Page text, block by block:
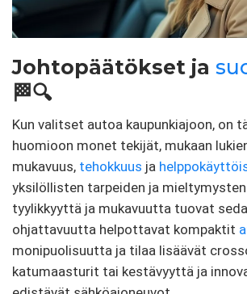
Johtopäätökset ja
🏁🔍
Kun valitset autoa kaupunkiajoon, on
huomioon monet tekijät, mukaan
mukavuus, tehokkuus ja
yksilöllisten tarpeiden ja mieltymysten
tyylikkyyttä ja mukavuutta tuovat
ohjattavuutta helpottavat kompaktit
monipuolisuutta ja tilaa lisäävät
katumaasturit tai kestävyyttä ja